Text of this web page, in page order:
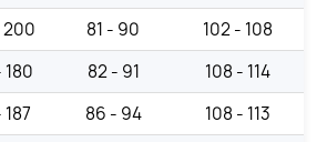
200 81 - 90
102 - 108
180 82 - 91
108 - 114
187 86 - 94
108 - 113